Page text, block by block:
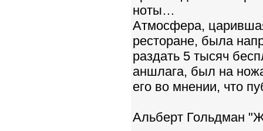
ноты…
Атмосфера,
ресторане, была
раздать 5 тысяч
аншлага, был на
его во мнении, что
Альберт Гольдман